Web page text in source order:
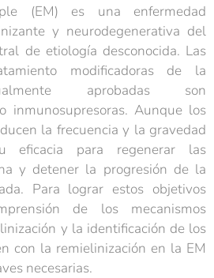
(EM) es una enfermedad
y neurodegenerativa del
de etiología desconocida. Las
modificadoras de la
aprobadas son
inmunosupresoras. Aunque los
la frecuencia y la gravedad
eficacia para regenerar las
y detener la progresión de la
Para lograr estos objetivos
de los mecanismos
y la identificación de los
con la remielinización en la EM
necesarias.